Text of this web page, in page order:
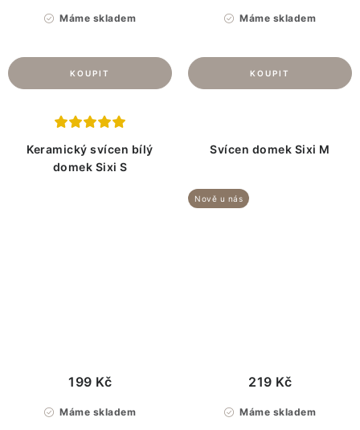
Máme skladem Máme skladem
Keramický svícen bílý
domek Sixi S
Máme skladem
199 Kč
Svícen domek Sixi M
Nově u nás
Máme skladem
219 Kč